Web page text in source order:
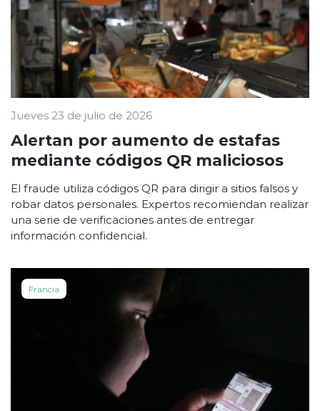
Jueves 23 de julio de 2026
Alertan por aumento de estafas
mediante códigos QR maliciosos
El fraude utiliza códigos QR para dirigir a sitios falsos y
robar datos personales. Expertos recomiendan realizar
una serie de verificaciones antes de entregar
información confidencial.
Francia